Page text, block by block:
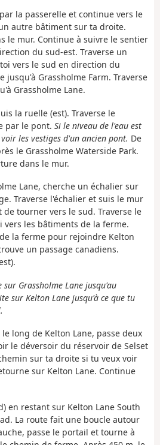
la passerelle et continue vers le
autre bâtiment sur ta droite.
le mur. Continue à suivre le sentier
du sud-est. Traverse un
vers le sud en direction du
jusqu'à Grassholme Farm. Traverse
Grassholme Lane.
la ruelle (est). Traverse le
par le pont. Si le niveau de l'eau est
les vestiges d'un ancien pont. De
le Grassholme Waterside Park.
dans le mur.
Lane, cherche un échalier sur
Traverse l'échalier et suis le mur
tourner vers le sud. Traverse le
les bâtiments de la ferme.
la ferme pour rejoindre Kelton
un passage canadiens.
Grassholme Lane jusqu'au
sur Kelton Lane jusqu'à ce que tu
long de Kelton Lane, passe deux
le déversoir du réservoir de Selset
sur ta droite si tu veux voir
sur Kelton Lane. Continue
en restant sur Kelton Lane South
La route fait une boucle autour
passe le portail et tourne à